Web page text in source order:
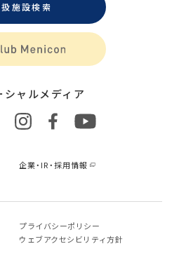
施設検索
シャルメディア
企業・IR・採用情報
プライバシーポリシー
ウェブアクセシビリティ方針